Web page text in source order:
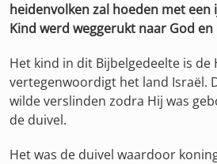
heidenvolken zal hoeden met een
Kind werd weggerukt naar God
Het kind in dit Bijbelgedeelte is de
vertegenwoordigt het land Israël.
wilde verslinden zodra Hij was
de duivel.
Het was de duivel waardoor